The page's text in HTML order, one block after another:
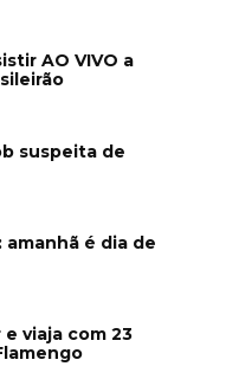
AO VIVO a
suspeita de
amanhã é dia de
viaja com 23